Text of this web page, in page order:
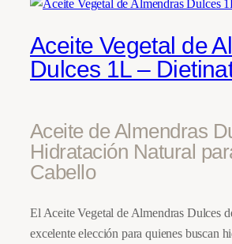
Aceite Vegetal de
Dulces 1L –
Aceite de Almendras
Hidratación Natural
Cabello
El Aceite Vegetal de Almendras Dulces
excelente elección para quienes buscan